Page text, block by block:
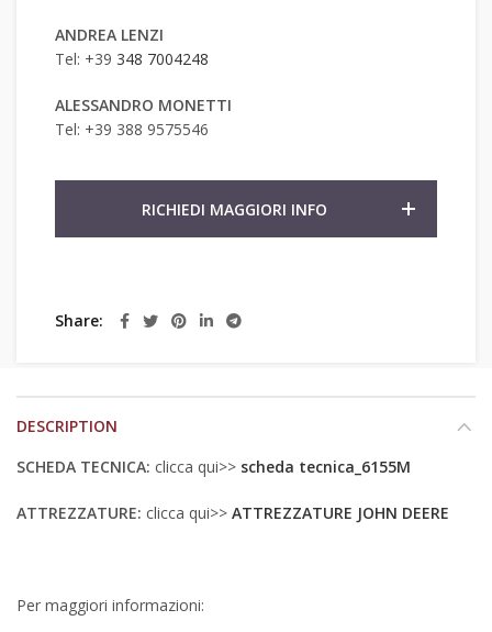
ANDREA LENZI
Tel: +39 348 7004248
ALESSANDRO MONETTI
Tel: +39 388 9575546
RICHIEDI MAGGIORI INFO
Share
DESCRIPTION
SCHEDA TECNICA: clicca qui>> scheda tecnica_6155M
ATTREZZATURE: clicca qui>> ATTREZZATURE JOHN DEERE
Per maggiori informazioni: